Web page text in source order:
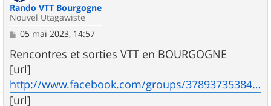
Rando VTT Bourgogne
Nouvel Utagawiste
M
s
s
a
g
e
05 mai 2023, 14:57
Rencontres et sorties VTT en BOURGOGNE
[url]
http://www.facebook.com/groups/378937353848792
[url]